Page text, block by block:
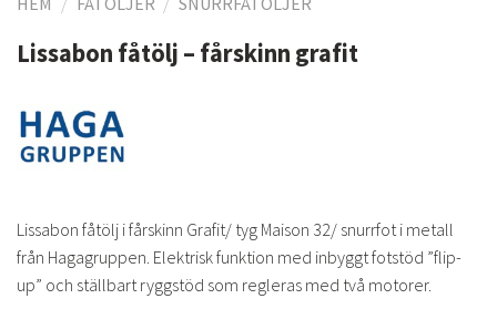
Lissabon fåtölj – fårskinn grafit
Lissabon fåtölj i fårskinn Grafit/ tyg Maison 32/ snurrfot i metall
från Hagagruppen. Elektrisk funktion med inbyggt fotstöd ”flip-
up” och ställbart ryggstöd som regleras med två motorer.